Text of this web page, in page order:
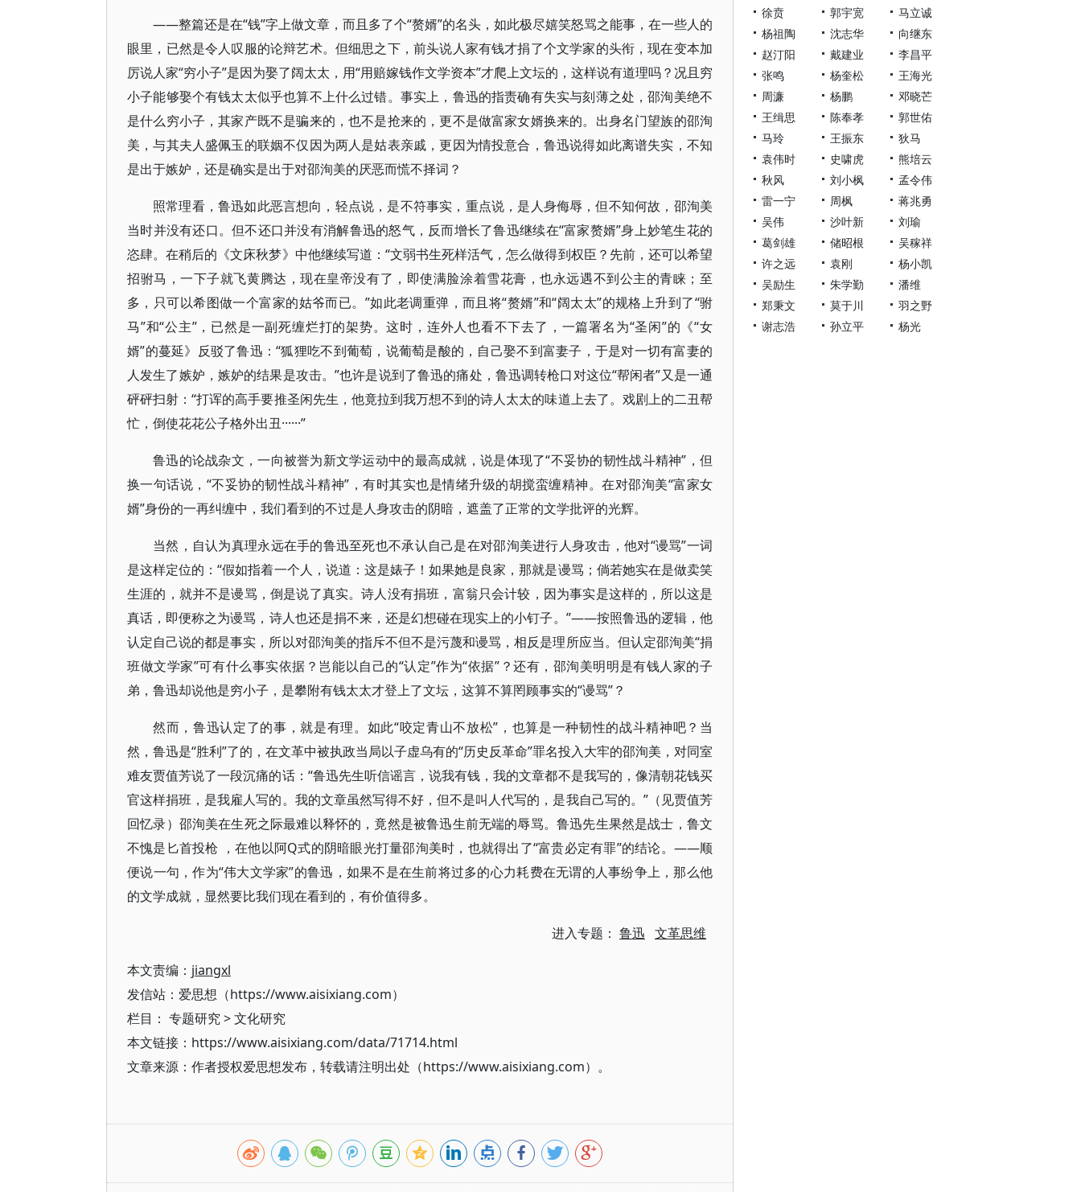
——整篇还是在“钱”字上做文章，而且多了个“赘婿”的名头，如此极尽嬉笑怒骂之能事，在一些人的
眼里，已然是令人叹服的论辩艺术。但细思之下，前头说人家有钱才捐了个文学家的头衔，现在变本加
厉说人家“穷小子”是因为娶了阔太太，用“用赔嫁钱作文学资本”才爬上文坛的，这样说有道理吗？况且穷
小子能够娶个有钱太太似乎也算不上什么过错。事实上，鲁迅的指责确有失实与刻薄之处，邵洵美绝不
是什么穷小子，其家产既不是骗来的，也不是抢来的，更不是做富家女婿换来的。出身名门望族的邵洵
美，与其夫人盛佩玉的联姻不仅因为两人是姑表亲戚，更因为情投意合，鲁迅说得如此离谱失实，不知
是出于嫉妒，还是确实是出于对邵洵美的厌恶而慌不择词？
照常理看，鲁迅如此恶言想向，轻点说，是不符事实，重点说，是人身侮辱，但不知何故，邵洵美
当时并没有还口。但不还口并没有消解鲁迅的怒气，反而增长了鲁迅继续在“富家赘婿”身上妙笔生花的
恣肆。在稍后的《文床秋梦》中他继续写道：“文弱书生死样活气，怎么做得到权臣？先前，还可以希望
招驸马，一下子就飞黄腾达，现在皇帝没有了，即使满脸涂着雪花膏，也永远遇不到公主的青睐；至
多，只可以希图做一个富家的姑爷而已。”如此老调重弹，而且将“赘婿”和“阔太太”的规格上升到了“驸
马”和“公主”，已然是一副死缠烂打的架势。这时，连外人也看不下去了，一篇署名为“圣闲”的《“女
婿”的蔓延》反驳了鲁迅：“狐狸吃不到葡萄，说葡萄是酸的，自己娶不到富妻子，于是对一切有富妻的
人发生了嫉妒，嫉妒的结果是攻击。”也许是说到了鲁迅的痛处，鲁迅调转枪口对这位“帮闲者”又是一通
砰砰扫射：“打诨的高手要推圣闲先生，他竟拉到我万想不到的诗人太太的味道上去了。戏剧上的二丑帮
忙，倒使花花公子格外出丑······”
鲁迅的论战杂文，一向被誉为新文学运动中的最高成就，说是体现了“不妥协的韧性战斗精神”，但
换一句话说，“不妥协的韧性战斗精神”，有时其实也是情绪升级的胡搅蛮缠精神。在对邵洵美“富家女
婿”身份的一再纠缠中，我们看到的不过是人身攻击的阴暗，遮盖了正常的文学批评的光辉。
当然，自认为真理永远在手的鲁迅至死也不承认自己是在对邵洵美进行人身攻击，他对“谩骂”一词
是这样定位的：“假如指着一个人，说道：这是婊子！如果她是良家，那就是谩骂；倘若她实在是做卖笑
生涯的，就并不是谩骂，倒是说了真实。诗人没有捐班，富翁只会计较，因为事实是这样的，所以这是
真话，即便称之为谩骂，诗人也还是捐不来，还是幻想碰在现实上的小钉子。”——按照鲁迅的逻辑，他
认定自己说的都是事实，所以对邵洵美的指斥不但不是污蔑和谩骂，相反是理所应当。但认定邵洵美“捐
班做文学家”可有什么事实依据？岂能以自己的“认定”作为“依据”？还有，邵洵美明明是有钱人家的子
弟，鲁迅却说他是穷小子，是攀附有钱太太才登上了文坛，这算不算罔顾事实的“谩骂”？
然而，鲁迅认定了的事，就是有理。如此“咬定青山不放松”，也算是一种韧性的战斗精神吧？当
然，鲁迅是“胜利”了的，在文革中被执政当局以子虚乌有的“历史反革命”罪名投入大牢的邵洵美，对同室
难友贾值芳说了一段沉痛的话：“鲁迅先生听信谣言，说我有钱，我的文章都不是我写的，像清朝花钱买
官这样捐班，是我雇人写的。我的文章虽然写得不好，但不是叫人代写的，是我自己写的。”（见贾值芳
回忆录）邵洵美在生死之际最难以释怀的，竟然是被鲁迅生前无端的辱骂。鲁迅先生果然是战士，鲁文
不愧是匕首投枪 ，在他以阿Q式的阴暗眼光打量邵洵美时，也就得出了“富贵必定有罪”的结论。——顺
便说一句，作为“伟大文学家”的鲁迅，如果不是在生前将过多的心力耗费在无谓的人事纷争上，那么他
的文学成就，显然要比我们现在看到的，有价值得多。
进入专题： 鲁迅 文革思维
本文责编： jiangxl
发信站：爱思想（https://www.aisixiang.com）
栏目： 专题研究>文化研究
本文链接：https://www.aisixiang.com/data/71714.html
文章来源：作者授权爱思想发布，转载请注明出处（https://www.aisixiang.com）。
徐贲
郭宇宽
马立诚
杨祖陶
沈志华
向继东
赵汀阳
戴建业
李昌平
张鸣
杨奎松
王海光
周濂
杨鹏
邓晓芒
王缉思
陈奉孝
郭世佑
马玲
王振东
狄马
袁伟时
史啸虎
熊培云
秋风
刘小枫
孟令伟
雷一宁
周枫
蒋兆勇
吴伟
沙叶新
刘瑜
葛剑雄
储昭根
吴稼祥
许之远
袁刚
杨小凯
吴励生
朱学勤
潘维
郑秉文
莫于川
羽之野
谢志浩
孙立平 杨光